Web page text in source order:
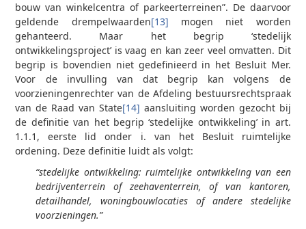
bouw van winkelcentra of parkeerterreinen”. De daarvoor
geldende drempelwaarden[13] mogen niet worden
gehanteerd. Maar het begrip ‘stedelijk
ontwikkelingsproject’ is vaag en kan zeer veel omvatten. Dit
begrip is bovendien niet gedefinieerd in het Besluit Mer.
Voor de invulling van dat begrip kan volgens de
voorzieningenrechter van de Afdeling bestuursrechtspraak
van de Raad van State[14] aansluiting worden gezocht bij
de definitie van het begrip ‘stedelijke ontwikkeling’ in art.
1.1.1, eerste lid onder i. van het Besluit ruimtelijke
ordening. Deze definitie luidt als volgt:
“stedelijke ontwikkeling: ruimtelijke ontwikkeling van een
bedrijventerrein of zeehaventerrein, of van kantoren,
detailhandel, woningbouwlocaties of andere stedelijke
voorzieningen.”